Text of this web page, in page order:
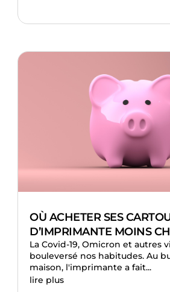
OÙ ACHETER SES
D’IMPRIMANTE MOINS
La Covid-19, Omicron et autres
bouleversé nos habitudes. Au
maison, l'imprimante a fait...
lire plus